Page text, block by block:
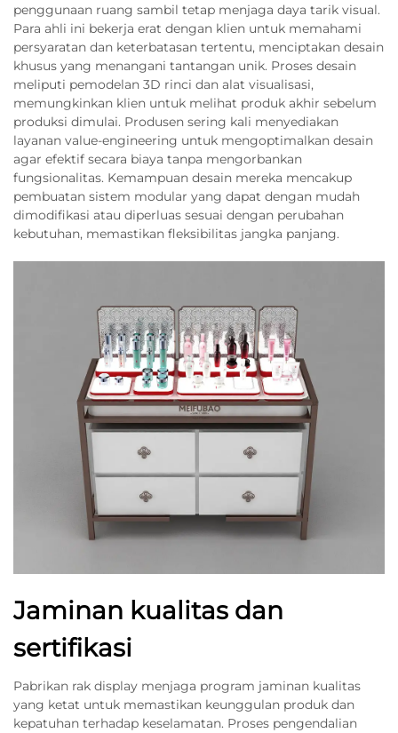
penggunaan ruang sambil tetap menjaga daya tarik visual.
Para ahli ini bekerja erat dengan klien untuk memahami
persyaratan dan keterbatasan tertentu, menciptakan desain
khusus yang menangani tantangan unik. Proses desain
meliputi pemodelan 3D rinci dan alat visualisasi,
memungkinkan klien untuk melihat produk akhir sebelum
produksi dimulai. Produsen sering kali menyediakan
layanan value-engineering untuk mengoptimalkan desain
agar efektif secara biaya tanpa mengorbankan
fungsionalitas. Kemampuan desain mereka mencakup
pembuatan sistem modular yang dapat dengan mudah
dimodifikasi atau diperluas sesuai dengan perubahan
kebutuhan, memastikan fleksibilitas jangka panjang.
Jaminan kualitas dan
sertifikasi
Pabrikan rak display menjaga program jaminan kualitas
yang ketat untuk memastikan keunggulan produk dan
kepatuhan terhadap keselamatan. Proses pengendalian